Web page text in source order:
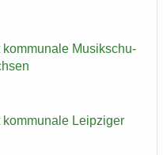
kom­mu­na­le Mu­sik­schu­
kom­mu­na­le Leip­zi­ger